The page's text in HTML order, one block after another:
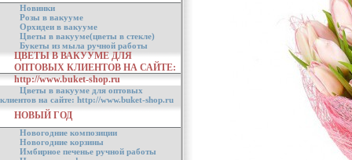
Новинки
Розы в вакууме
Орхидеи в вакууме
Цветы в вакууме(цветы в стекле)
Букеты из мыла ручной работы
ЦВЕТЫ В ВАКУУМЕ ДЛЯ
ОПТОВЫХ КЛИЕНТОВ НА САЙТЕ:
http://www.buket-shop.ru
Цветы в вакууме для оптовых
клиентов на сайте: http://www.buket-shop.ru
НОВЫЙ ГОД
Новогодние композиции
Новогодние корзины
Имбирное печенье ручной работы